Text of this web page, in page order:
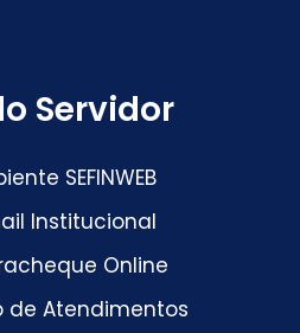
Servidor
SEFINWEB
Institucional
Online
de Atendimentos